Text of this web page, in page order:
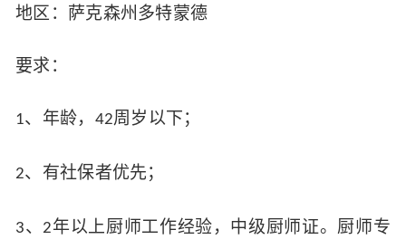
地区：萨克森州多特蒙德
要求：
1、年龄， 42周岁以下；
2、有社保者优先；
3、 2年以上厨师工作经验，中级厨师证。厨师专